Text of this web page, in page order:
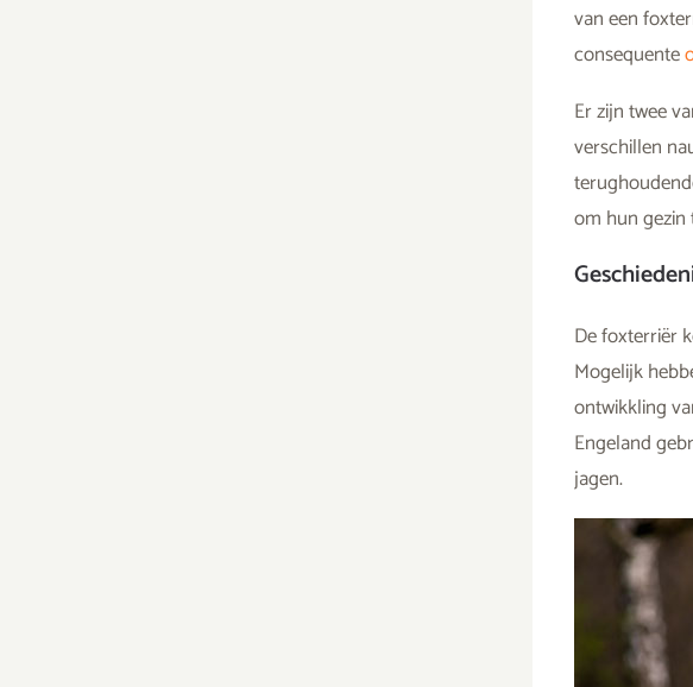
van een
consequente
Er zijn twee
verschillen
om hun
De foxterriër
Mogelijk
ontwikkling
Engeland
jagen.